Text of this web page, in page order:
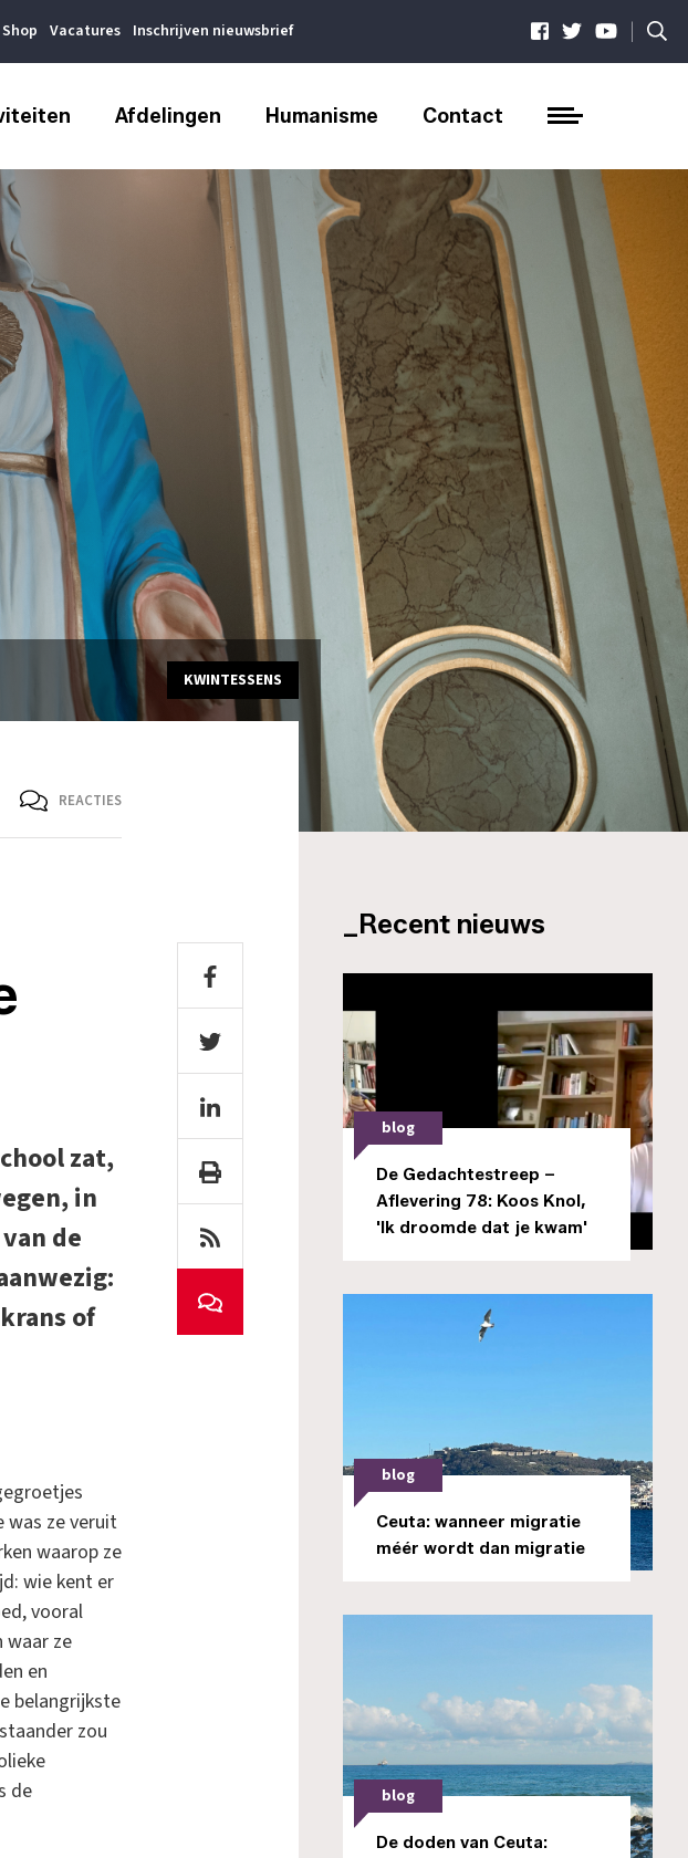
Shop Vacatures Inschrijven nieuwsbrief |
Afdelingen Humanisme Contact
KWINTESSENS
REACTIES
zat,
in
de
of
was ze veruit
waarop ze
wie kent er
vooral
waar ze
en
belangrijkste
zou
de
_Recent nieuws
blog
De Gedachtestreep –
Aflevering 78: Koos Knol,
'Ik droomde dat je kwam'
blog
Ceuta: wanneer migratie
méér wordt dan migratie
blog
De doden van Ceuta: